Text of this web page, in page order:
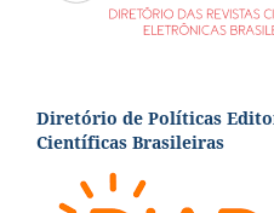
Diretório de Políticas
Científicas Brasileiras